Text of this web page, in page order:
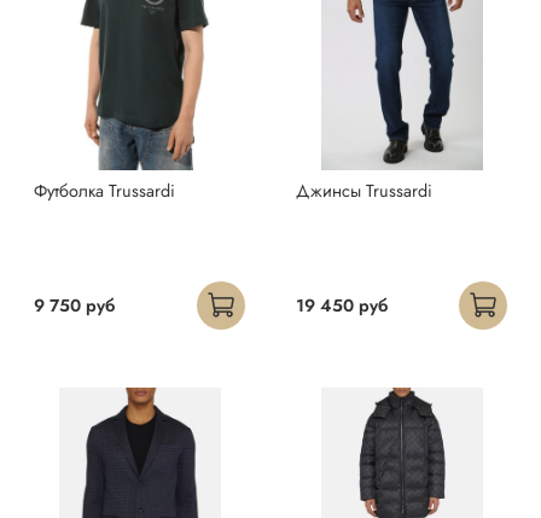
Футболка Trussardi
9 750 руб
Джинсы Trussardi
19 450 руб